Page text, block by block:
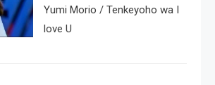
Yumi Morio / Tenkeyoho wa I
love U